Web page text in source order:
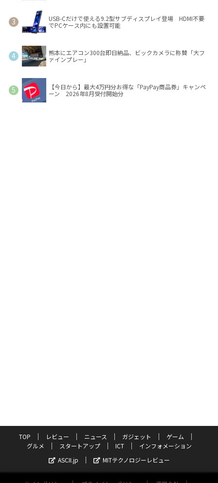
USB-Cだけで使える9.2型サブディスプレイ登場 HDMI不要
でPCケース内にも設置可能
熊本にエアコン300台即日納品、ビックカメラに称賛「大フ
ァインプレー」
【今日から】最大4万円分お得な「PayPay商品券」キャンペ
ーン 2026年8月受付開始分
TOP レビュー ニュース ガジェット
ゲーム
グルメ
スタートアップ ICT
インフォメーション
ASCII.jp
MITテクノロジーレビュー